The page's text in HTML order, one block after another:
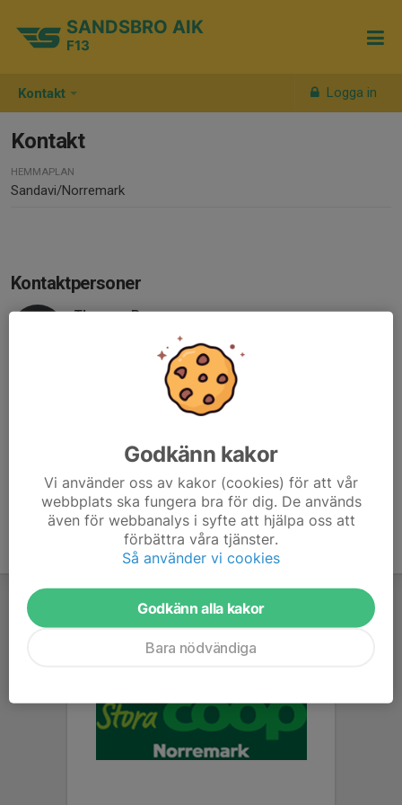
Kontakt Logga in
SANDSBRO AIK
F13
Kontakt
HEMMAPLAN
Sandavi/Norremark
Kontaktpersoner
Therese Bergman
bergman_therese@hotmail.com
073-821 51 51Godkänn kakor
Vi använder oss av kakor (cookies) för att vår
webbplats ska fungera bra för dig. De används
även för webbanalys i syfte att hjälpa oss att
förbättra våra tjänster.
Så använder vi cookies
Godkänn alla kakor
Bara nödvändiga